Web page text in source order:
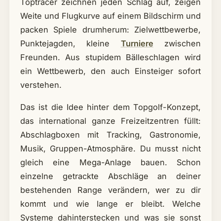
Weite und Flugkurve auf einem Bildschirm und
packen Spiele drumherum: Zielwettbewerbe,
Punktejagden, kleine Turniere zwischen
Freunden. Aus stupidem Bälleschlagen wird
ein Wettbewerb, den auch Einsteiger sofort
verstehen.
Das ist die Idee hinter dem Topgolf-Konzept,
das international ganze Freizeitzentren füllt:
Abschlagboxen mit Tracking, Gastronomie,
Musik, Gruppen-Atmosphäre. Du musst nicht
gleich eine Mega-Anlage bauen. Schon
einzelne getrackte Abschläge an deiner
bestehenden Range verändern, wer zu dir
kommt und wie lange er bleibt. Welche
Systeme dahinterstecken und was sie sonst